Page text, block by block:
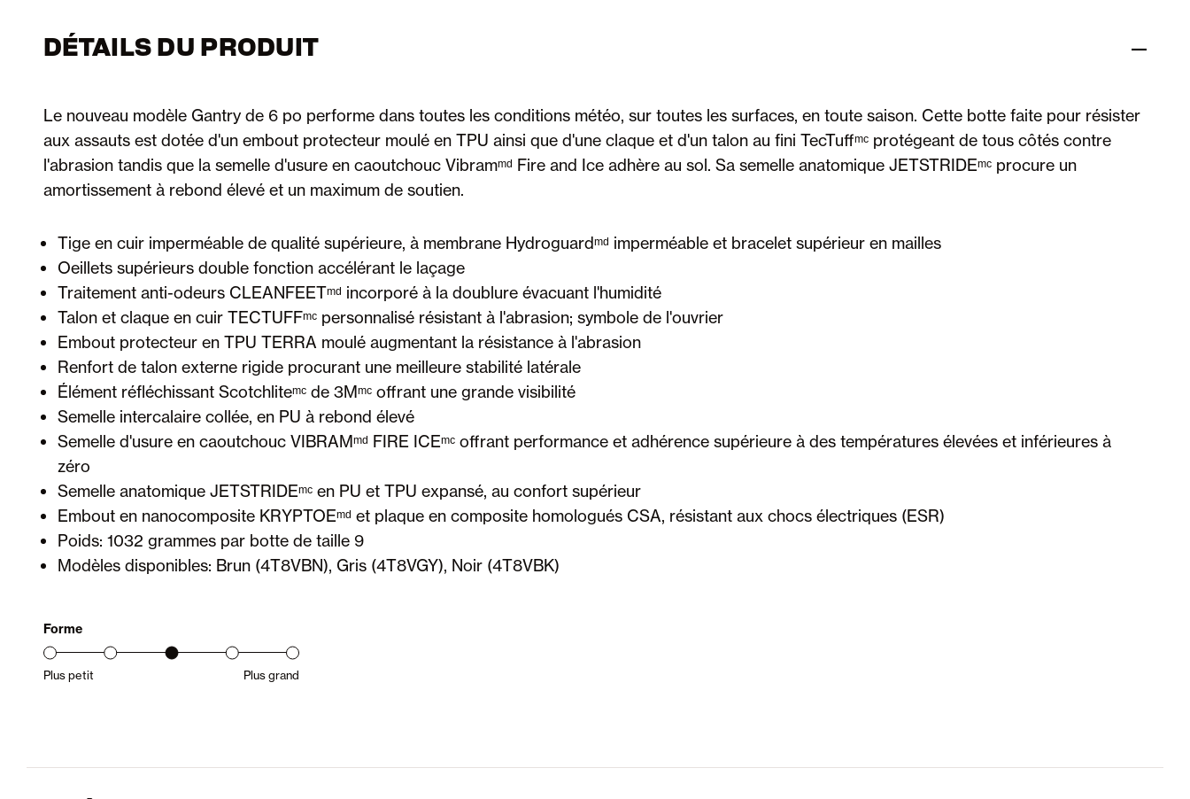
DÉTAILS DU PRODUIT
Le nouveau modèle Gantry de 6 po performe dans toutes les conditions météo, sur toutes les surfaces, en toute saison. Cette botte faite pour résister
aux assauts est dotée d'un embout protecteur moulé en TPU ainsi que d'une claque et d'un talon au fini TecTuffᵐᶜ protégeant de tous côtés contre
l'abrasion tandis que la semelle d'usure en caoutchouc Vibramᵐᵈ Fire and Ice adhère au sol. Sa semelle anatomique JETSTRIDEᵐᶜ procure un
amortissement à rebond élevé et un maximum de soutien.
Tige en cuir imperméable de qualité supérieure, à membrane Hydroguardᵐᵈ imperméable et bracelet supérieur en mailles
Oeillets supérieurs double fonction accélérant le laçage
Traitement anti-odeurs CLEANFEETᵐᵈ incorporé à la doublure évacuant l'humidité
Talon et claque en cuir TECTUFFᵐᶜ personnalisé résistant à l'abrasion; symbole de l'ouvrier
Embout protecteur en TPU TERRA moulé augmentant la résistance à l'abrasion
Renfort de talon externe rigide procurant une meilleure stabilité latérale
Élément réfléchissant Scotchliteᵐᶜ de 3Mᵐᶜ offrant une grande visibilité
Semelle intercalaire collée, en PU à rebond élevé
Semelle d'usure en caoutchouc VIBRAMᵐᵈ FIRE ICEᵐᶜ offrant performance et adhérence supérieure à des températures élevées et inférieures à
zéro
Semelle anatomique JETSTRIDEᵐᶜ en PU et TPU expansé, au confort supérieur
Embout en nanocomposite KRYPTOEᵐᵈ et plaque en composite homologués CSA, résistant aux chocs électriques (ESR)
Poids: 1032 grammes par botte de taille 9
Modèles disponibles: Brun (4T8VBN), Gris (4T8VGY), Noir (4T8VBK)
Forme
Plus petit Plus grand